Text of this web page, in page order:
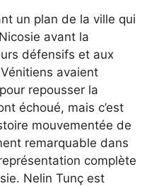
un plan de la ville qui
avant la
défensifs et aux
avaient
repousser la
échoué, mais c’est
mouvementée de
remarquable dans
complète
Nelin Tunç est